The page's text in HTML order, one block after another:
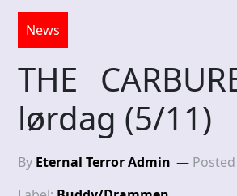
News
THE
lørdag (5/11)
By Eternal Terror Admin